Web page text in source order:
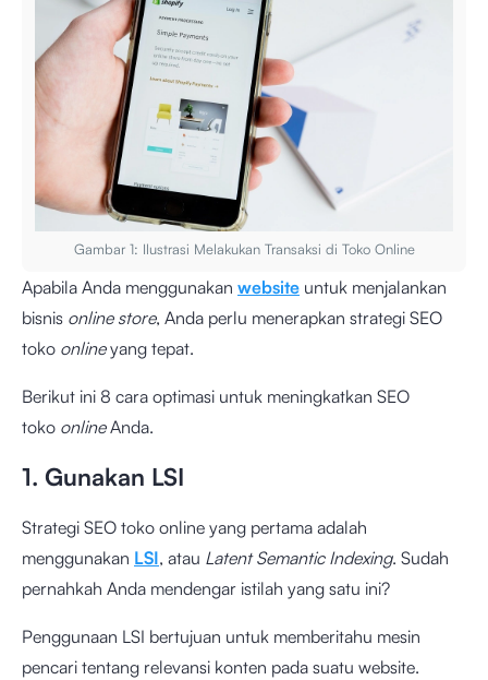
Gambar 1: Ilustrasi Melakukan Transaksi di Toko Online
Apabila Anda menggunakan website untuk menjalankan
bisnis online store, Anda perlu menerapkan strategi SEO
toko onlineyang tepat.
Berikut ini 8 cara optimasi untuk meningkatkan SEO
toko onlineAnda.
1. Gunakan LSI
Strategi SEO toko online yang pertama adalah
menggunakan LSI, atau Latent Semantic Indexing. Sudah
pernahkah Anda mendengar istilah yang satu ini?
Penggunaan LSI bertujuan untuk memberitahu mesin
pencari tentang relevansi konten pada suatu website.